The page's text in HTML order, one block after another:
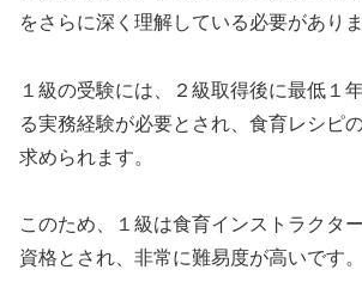
をさらに深く理解している必要がありま
１級の受験には、２級取得後に最低１
る実務経験が必要とされ、食育レシピ
求められます。
このため、１級は食育インストラクタ
資格とされ、非常に難易度が高いです。